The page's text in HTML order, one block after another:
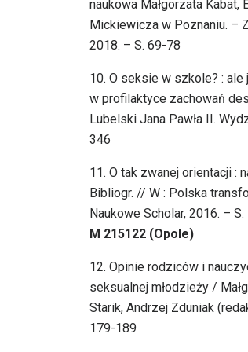
naukowa Małgorzata
Mickiewicza w Poznaniu. –
2018. – S. 69-78
10. O seksie w szkole? : ale
w profilaktyce zachowań
Lubelski Jana Pawła II.
346
11. O tak zwanej orientacji :
Bibliogr. // W : Polska
Naukowe Scholar, 2016. –
M 215122 (Opole)
12. Opinie rodziców i
seksualnej młodzieży /
Starik, Andrzej Zduniak
179-189